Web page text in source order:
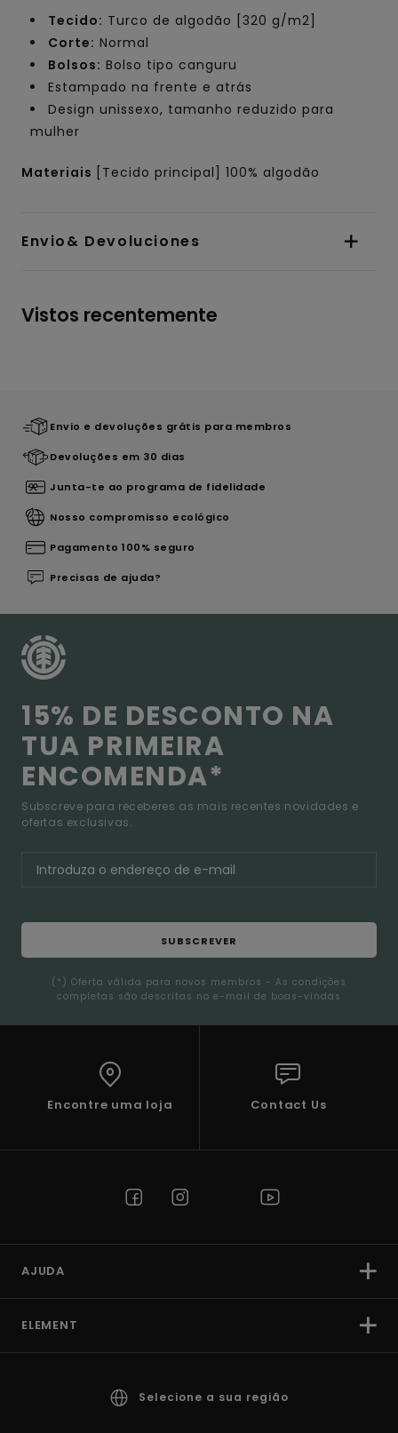
Tecido: Turco de algodão [320 g/m2]
Corte: Normal
Bolsos: Bolso tipo canguru
Estampado na frente e atrás
Design unissexo, tamanho reduzido para
mulher
Materiais [Tecido principal] 100% algodão
Envio& Devoluciones
Vistos recentemente
Envio e devoluções grátis para membros
Devoluções em 30 dias
Junta-te ao programa de fidelidade
Nosso compromisso ecológico
Pagamento 100% seguro
Precisas de ajuda?
15% DE DESCONTO NA
TUA PRIMEIRA
ENCOMENDA*
Subscreve para receberes as mais recentes novidades e
ofertas exclusivas.
SUBSCREVER
(*) Oferta válida para novos membros - As condições
completas são descritas no e-mail de boas-vindas
Encontre uma loja Contact Us
AJUDA
ELEMENT
Selecione a sua região